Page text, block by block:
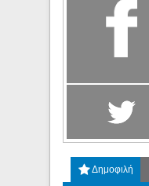
Δημοφιλή